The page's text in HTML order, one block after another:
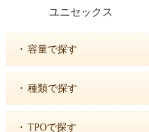
ユニセックス
・ 容量で探す
・ 種類で探す
・ TPOで探す